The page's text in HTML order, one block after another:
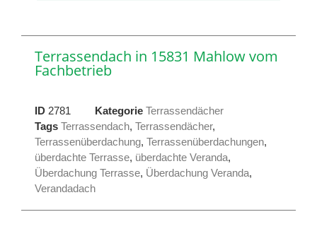
Terrassendach in 15831 Mahlow vom
Fachbetrieb
ID 2781 Kategorie Terrassendächer
Tags Terrassendach, Terrassendächer,
Terrassenüberdachung, Terrassenüberdachungen,
überdachte Terrasse, überdachte Veranda,
Überdachung Terrasse, Überdachung Veranda,
Verandadach